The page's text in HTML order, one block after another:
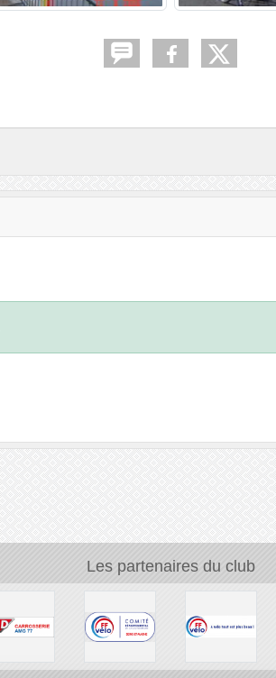
Les partenaires du club